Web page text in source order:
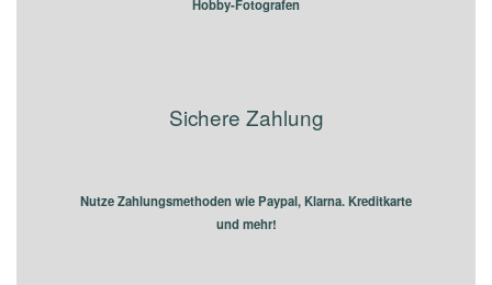
Hobby-Fotografen
Sichere Zahlung
Nutze Zahlungsmethoden wie Paypal, Klarna. Kreditkarte
und mehr!